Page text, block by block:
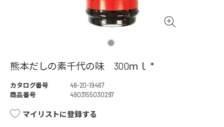
熊本だしの素千代の味 300ｍｌ *
カタログ番号
48-20-19467
商品番号
4903155030297
マイリストに登録する